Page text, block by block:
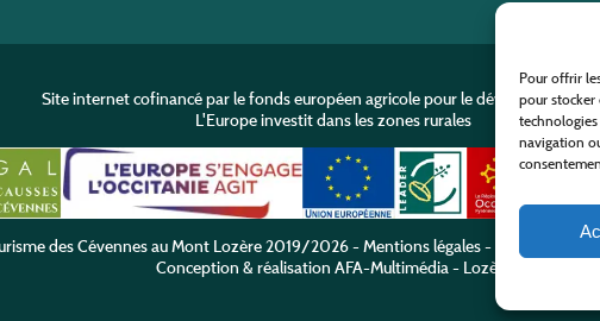
Pour offrir
pour stocker
navigation
Site internet cofinancé par le fonds européen agricole pour le développement
L'Europe investit dans les zones rurales
des Cévennes au Mont Lozère2019/2026 -Mentions légales-
Conception & réalisation AFA-Multimédia- Lozère